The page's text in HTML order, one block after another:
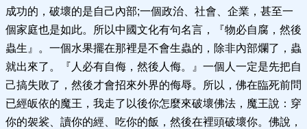
成功的，破壞的是自己內部;一個政治、社會、企業，甚至一
個家庭也是如此。所以中國文化有句名言，『物必自腐，然後
蟲生』。一個水果擺在那裡是不會生蟲的，除非內部爛了，蟲
就出來了。『人必有自侮，然後人侮。』一個人一定是先把自
己搞失敗了，然後才會招來外界的侮辱。所以，佛在臨死前問
已經皈依的魔王，我走了以後你怎麼來破壞佛法，魔王說：穿
你的袈裟、讀你的經、吃你的飯，然後在裡頭破壞你。佛說，